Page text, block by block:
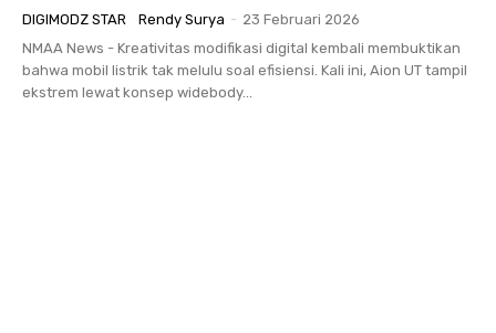
DIGIMODZ STAR Rendy Surya - 23 Februari 2026
NMAA News - Kreativitas modifikasi digital kembali membuktikan
bahwa mobil listrik tak melulu soal efisiensi. Kali ini, Aion UT tampil
ekstrem lewat konsep widebody...